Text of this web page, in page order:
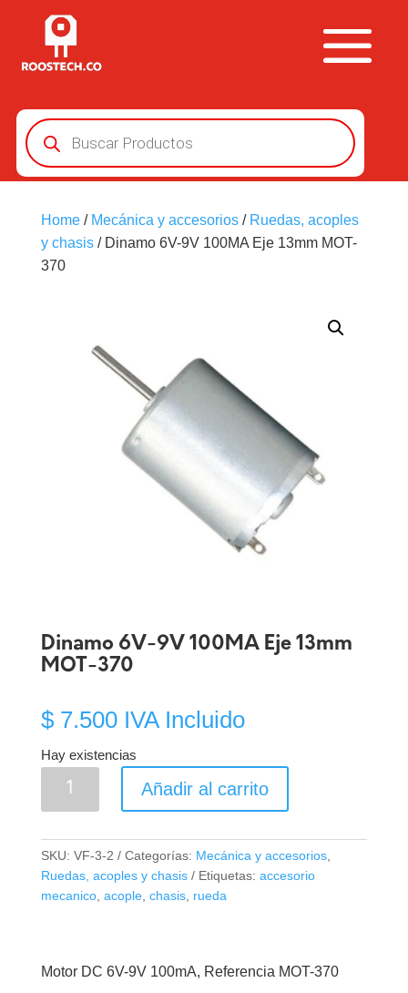
Búsqueda
de
productos
Home/ Mecánica y accesorios/ Ruedas, acoples
y chasis/ Dinamo 6V-9V 100MA Eje 13mm MOT-
370
Dinamo 6V-9V 100MA Eje 13mm
MOT-370
$7.500 IVA Incluido
Hay existencias
Dinamo
Eje
13mm
Añadir al carrito
SKU: VF-3-2 Categorías: Mecánica y accesorios,
Ruedas, acoples y chasis
Etiquetas: accesorio
mecanico, acople, chasis, rueda
Motor DC 6V-9V 100mA, Referencia MOT-370